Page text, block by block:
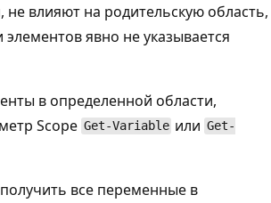
не влияют на родительскую область,
явно не указывается
в определенной области,
Scope Get-Variable или Get-
все переменные в